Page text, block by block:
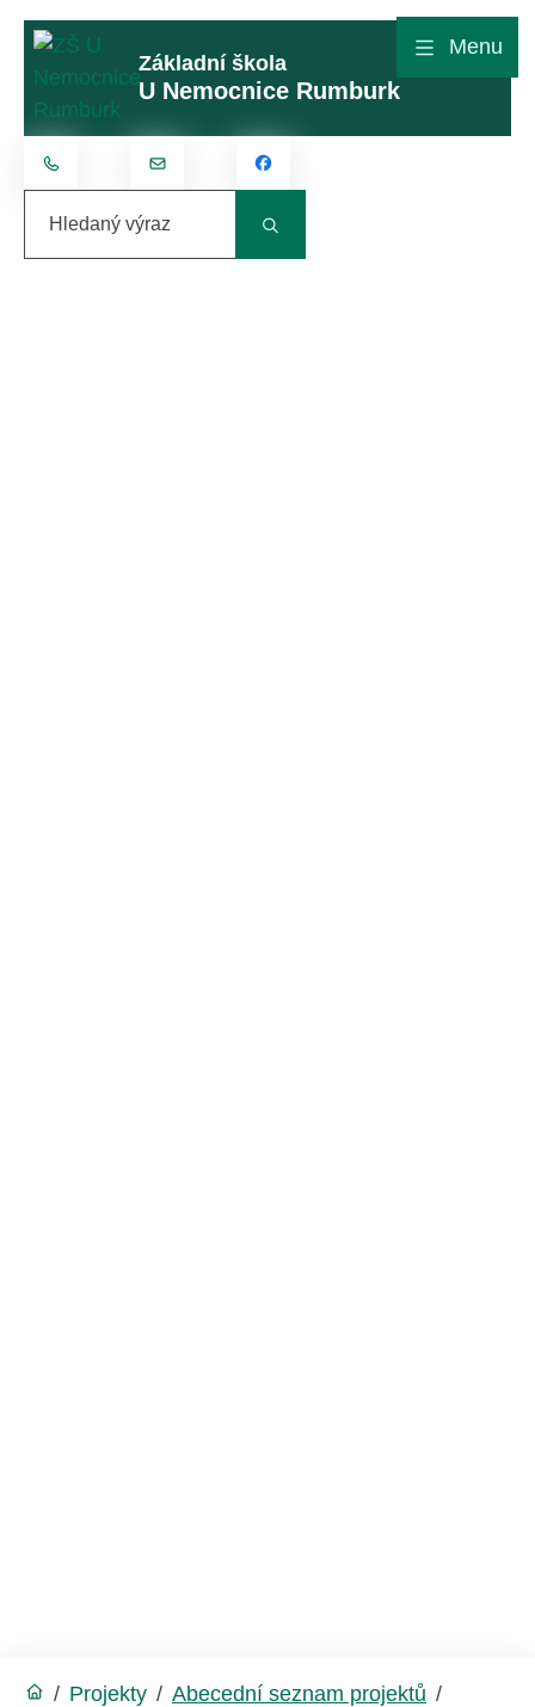
Rovnou na obsah
Rovnou na menu
Základní škola
U Nemocnice Rumburk
+420 412 315 801kontakt@zsunemocnice.cz
Hledaný výraz
Menu
/ Projekty / Abecední seznam projektů /